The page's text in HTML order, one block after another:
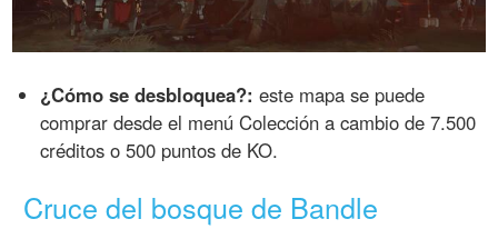
¿Cómo se desbloquea?: este mapa se puede
comprar desde el menú Colección a cambio de 7.500
créditos o 500 puntos de KO.
Cruce del bosque de Bandle